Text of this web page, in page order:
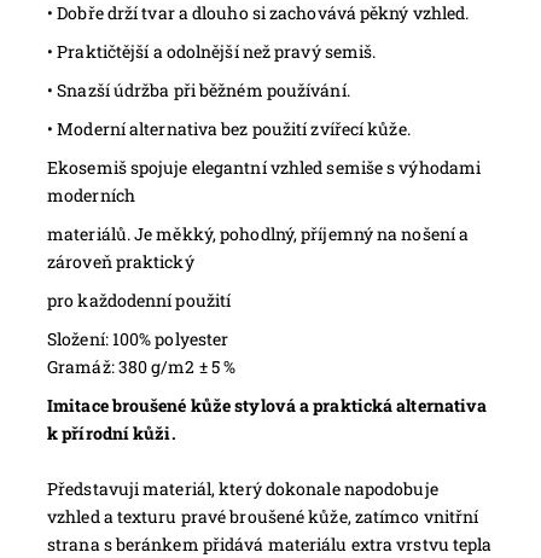
•Dobře drží tvar a dlouho si zachovává pěkný vzhled.
•Praktičtější a odolnější než pravý semiš.
•Snazší údržba při běžném používání.
•Moderní alternativa bez použití zvířecí kůže.
Ekosemiš spojuje elegantní vzhled semiše s výhodami
moderních
materiálů. Je měkký, pohodlný, příjemný na nošení a
zároveň praktický
pro každodenní použití
Složení: 100% polyester
Gramáž: 380 g/m2 ± 5 %
Imitace broušené kůže stylová a praktická alternativa
k přírodní kůži.
Představuji materiál, který dokonale napodobuje
vzhled a texturu pravé broušené kůže, zatímco vnitřní
strana s beránkem přidává materiálu extra vrstvu tepla